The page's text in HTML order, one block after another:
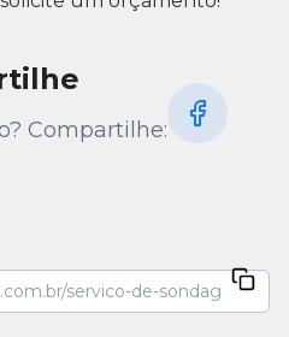
Compartilhe: